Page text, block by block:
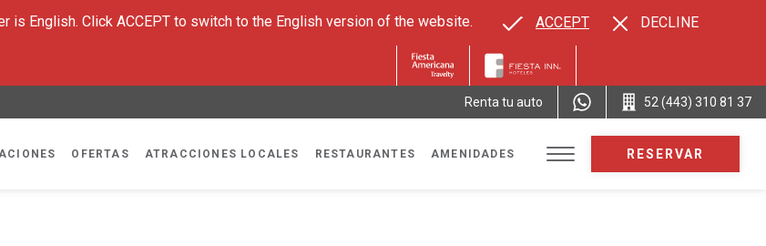
Renta tu auto 52 (443) 310 81 37
OFERTAS ATRACCIONES LOCALES RESTAURANTES AMENIDADES RESERVAR
is English. Click ACCEPT to switch to the English version of the website. ACCEPT DECLINE